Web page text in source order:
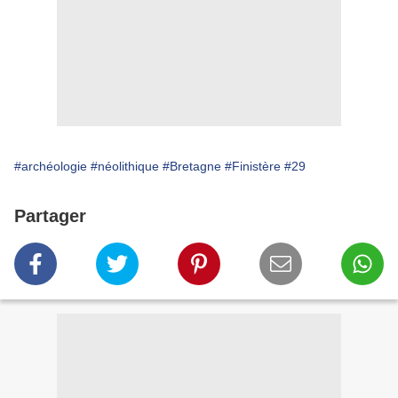
#archéologie #néolithique #Bretagne #Finistère #29
Partager